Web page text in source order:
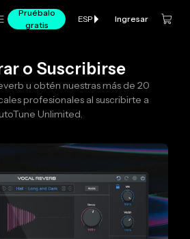
Pruébalo
gratis
ESP Ingresar
o Suscribirse
u obtén nuestras más de 20
profesionales al suscribirte a
Unlimited.